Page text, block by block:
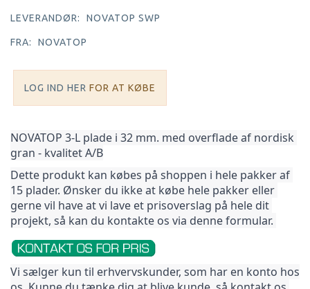
LEVERANDØR: NOVATOP SWP
FRA: NOVATOP
LOG IND HER FOR AT KØBE
NOVATOP 3-L plade i 32 mm. med overflade af nordisk
gran - kvalitet A/B
Dette produkt kan købes på shoppen i hele pakker af
15 plader. Ønsker du ikke at købe hele pakker eller
gerne vil have at vi lave et prisoverslag på hele dit
projekt, så kan du kontakte os via denne formular.
Vi sælger kun til erhvervskunder, som har en konto hos